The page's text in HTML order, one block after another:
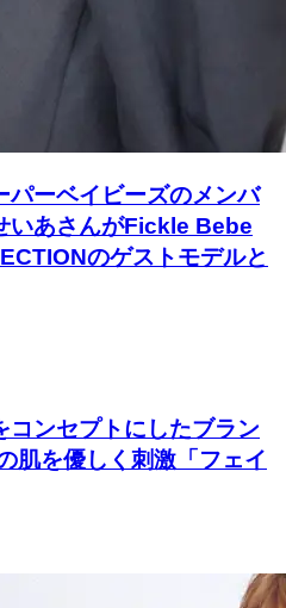
パーベイビーズのメンバ
いあさんがFickle Bebe
のゲストモデルと
コンセプトにしたブラン
肌を優しく刺激「フェイ